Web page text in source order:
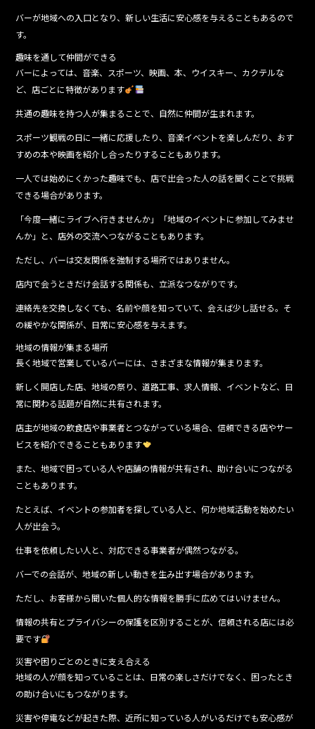
バーが地域への入口となり、新しい生活に安心感を与えることもあるので
す。
趣味を通して仲間ができる
バーによっては、音楽、スポーツ、映画、本、ウイスキー、カクテルな
ど、店ごとに特徴があります
共通の趣味を持つ人が集まることで、自然に仲間が生まれます。
スポーツ観戦の日に一緒に応援したり、音楽イベントを楽しんだり、おす
すめの本や映画を紹介し合ったりすることもあります。
一人では始めにくかった趣味でも、店で出会った人の話を聞くことで挑戦
できる場合があります。
「今度一緒にライブへ行きませんか」「地域のイベントに参加してみませ
んか」と、店外の交流へつながることもあります。
ただし、バーは交友関係を強制する場所ではありません。
店内で会うときだけ会話する関係も、立派なつながりです。
連絡先を交換しなくても、名前や顔を知っていて、会えば少し話せる。そ
の緩やかな関係が、日常に安心感を与えます。
地域の情報が集まる場所
長く地域で営業しているバーには、さまざまな情報が集まります。
新しく開店した店、地域の祭り、道路工事、求人情報、イベントなど、日
常に関わる話題が自然に共有されます。
店主が地域の飲食店や事業者とつながっている場合、信頼できる店やサー
ビスを紹介できることもあります
また、地域で困っている人や店舗の情報が共有され、助け合いにつながる
こともあります。
たとえば、イベントの参加者を探している人と、何か地域活動を始めたい
人が出会う。
仕事を依頼したい人と、対応できる事業者が偶然つながる。
バーでの会話が、地域の新しい動きを生み出す場合があります。
ただし、お客様から聞いた個人的な情報を勝手に広めてはいけません。
情報の共有とプライバシーの保護を区別することが、信頼される店には必
要です
災害や困りごとのときに支え合える
地域の人が顔を知っていることは、日常の楽しさだけでなく、困ったとき
の助け合いにもつながります。
災害や停電などが起きた際、近所に知っている人がいるだけでも安心感が